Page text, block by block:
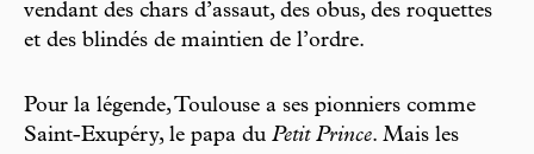
vendant des chars d’assaut, des obus, des roquettes
et des blindés de maintien de l’ordre.
Pour la légende, Toulouse a ses pionniers comme
Saint-Exupéry, le papa du Petit Prince. Mais les